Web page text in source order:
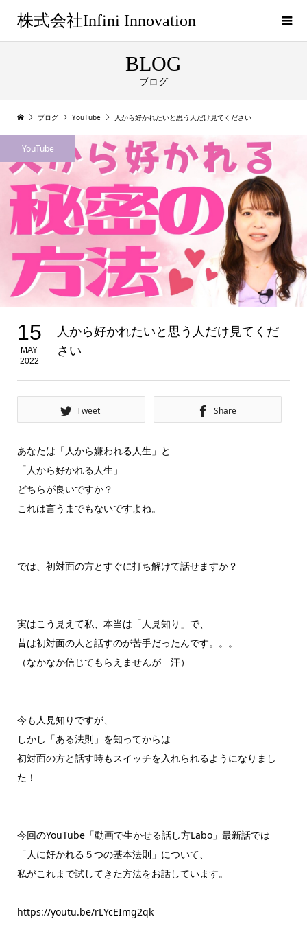
株式会社Infini Innovation
BLOG
ブログ
ブログ YouTube 人から好かれたいと思う人だけ見てください
YouTube
15
MAY
2022
人から好かれたいと思う人だけ見てくだ
さい
Tweet Share
あなたは「人から嫌われる人生」と
「人から好かれる人生」
どちらが良いですか？
これは言うまでもないですよね。
では、初対面の方とすぐに打ち解けて話せますか？
実はこう見えて私、本当は「人見知り」で、
昔は初対面の人と話すのが苦手だったんです。。。
（なかなか信じてもらえませんが 汗）
今も人見知りですが、
しかし「ある法則」を知ってからは
初対面の方と話す時もスイッチを入れられるようになりまし
た！
今回のYouTube「動画で生かせる話し方Labo」最新話では
「人に好かれる５つの基本法則」について、
私がこれまで試してきた方法をお話しています。
https://youtu.be/rLYcEImg2qk